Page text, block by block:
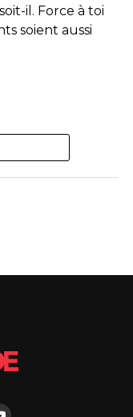
il. Force à toi
soient aussi